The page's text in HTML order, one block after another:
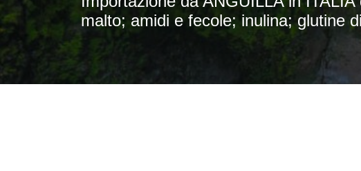
malto; amidi e fecole; inulina; glutine